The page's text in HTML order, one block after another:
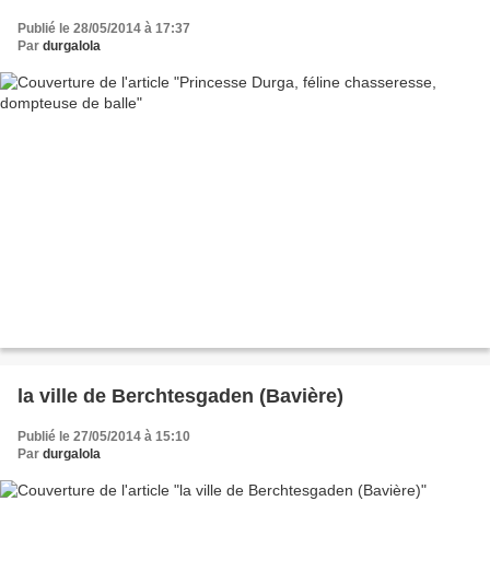
Publié le 28/05/2014 à 17:37
Par durgalola
la ville de Berchtesgaden (Bavière)
Publié le 27/05/2014 à 15:10
Par durgalola